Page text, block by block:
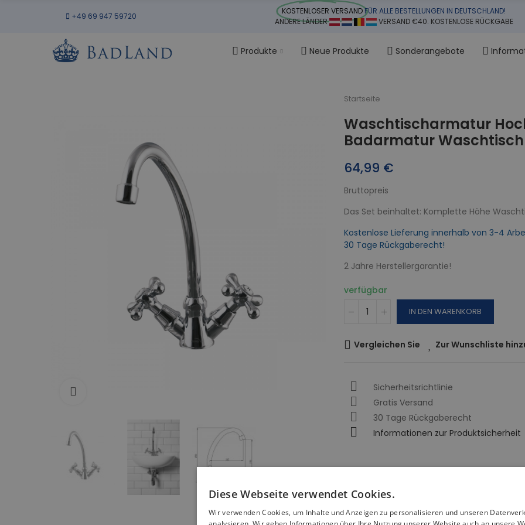
+49 69 947 59720
KOSTENLOSER VERSANDFÜR ALLE BESTELLUNGEN IN DEUTSCHLAND!
ANDERE LÄNDER
VERSAND €40. KOSTENLOSE RÜCKGABE
Produkte Neue Produkte Sonderangebote
Startseite
Waschtischarmatur
Badarmatur
64,99 €
Bruttopreis
Das Set beinhaltet: Komplette Höhe
Kostenlose Lieferung innerhalb von 3-4
30 Tage Rückgaberecht!
2 Jahre Herstellergarantie!
verfügbar
IN DEN WARENKORB
Vergleichen Sie Zur Wunschliste
Sicherheitsrichtlinie
Gratis Versand
30 Tage Rückgaberecht
Informationen zur Produktsicherheit
Diese Webseite verwendet Cookies.
Wir verwenden Cookies, um Inhalte und Anzeigen zu personalisieren und unseren